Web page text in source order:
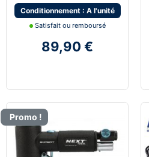
Conditionnement : A l'unité
Satisfait ou remboursé
89,90 €
Promo !